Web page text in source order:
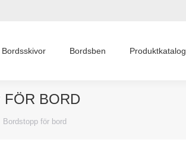
Bordsskivor Bordsben Produktkatalog
FÖR BORD
Bordstopp för bord